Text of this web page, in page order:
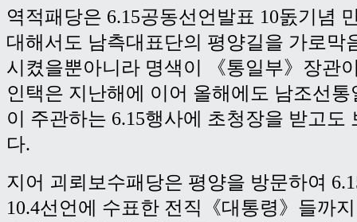
역적패당은 6.15공동선언발표 10돐기념
대해서도 남측대표단의 평양길을 가로막
시켰을뿐아니라 명색이 《통일부》장관
인택은 지난해에 이어 올해에도 남조선
이 주관하는 6.15행사에 초청장을 받고도
다.
지어 괴뢰보수패당은 평양을 방문하여
10.4선언에 수표한 전직《대통령》들까